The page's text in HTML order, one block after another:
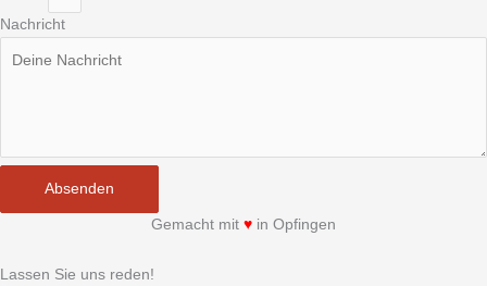
Nachricht
Absenden
Gemacht mit ♥ in Opfingen
Lassen Sie uns reden!